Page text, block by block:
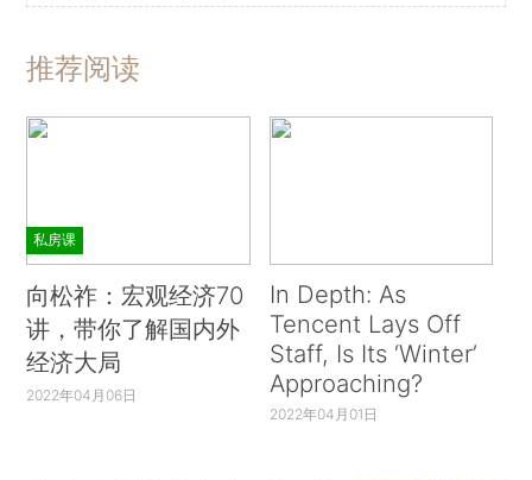
推荐阅读
私房课
向松祚：宏观经济70
讲，带你了解国内外
经济大局
2022年04月06日
In Depth: As
Tencent Lays Off
Staff, Is Its ‘Winter’
Approaching?
2022年04月01日